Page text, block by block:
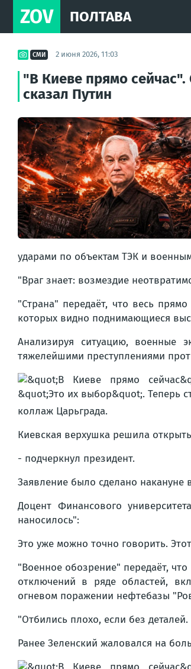
ZOV ПОЛТАВА
СМИ 2 июня 2026, 11:03
"В Киеве прямо
сказал Путин
ударами по объектам ТЭК и
"Враг знает: возмездие
"Страна" передаёт, что весь
которых видно поднимающиеся
Анализируя ситуацию, военные
тяжелейшими преступлениями
коллаж Царьграда.
Киевская верхушка решила
- подчеркнул президент.
Заявление было сделано накануне
Доцент Финансового
наносилось":
Это уже можно точно говорить.
"Военное обозрение" передаёт,
отключений в ряде областей,
огневом поражении нефтебазы
"Отбились плохо, если без
Ранее Зеленский жаловался на